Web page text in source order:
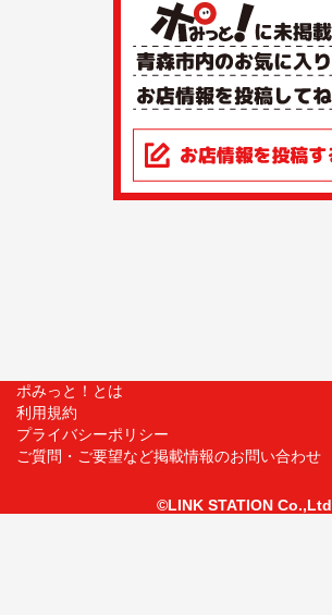
ポみっと！とは
利用規約
プライバシーポリシー
ご質問・ご要望など掲載情報のお問い合わせ
©LINK STATION Co.,Ltd